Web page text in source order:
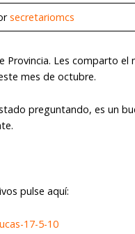
secretariomcs
Provincia. Les comparto
mes de octubre.
preguntando, es un
pulse aquí:
17-5-10